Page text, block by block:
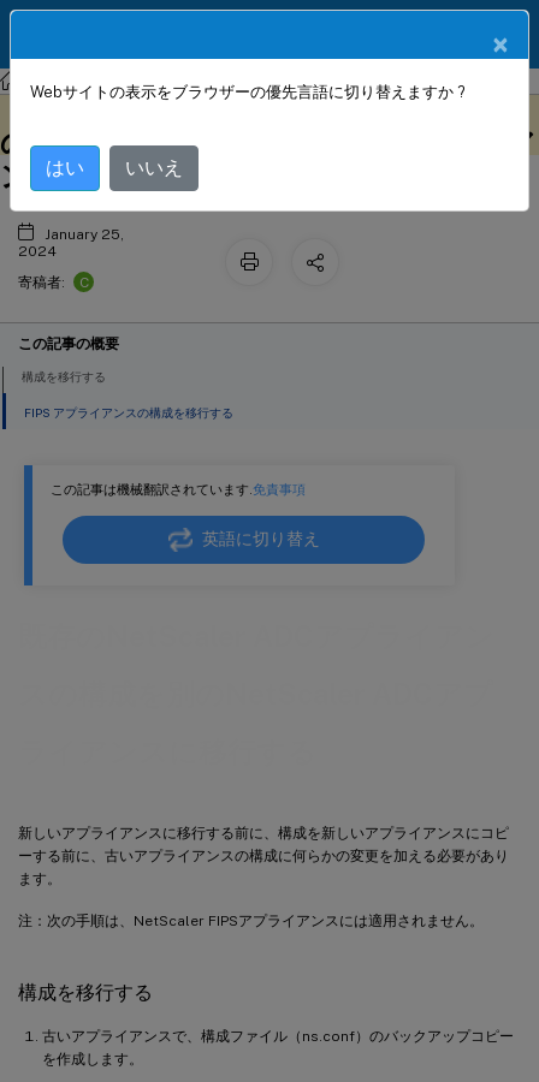
Citrixハードウェアプラットフォーム NetScaler MPX
この記事は機械翻訳されています.免責事項
英語に切り替え
新しいアプライアンスに移行する前に、構成を新しいアプライアンスにコピ
ーする前に、古いアプライアンスの構成に何らかの変更を加える必要があり
ます。
注：次の手順は、NetScaler FIPSアプライアンスには適用されません。
構成を移行する
古いアプライアンスで、構成ファイル（ns.conf）のバックアップコピー
を作成します。
既存のNetScaler ADCアプライアンス
の構成を別のNetScaler ADCアプライア
ンスに移行する
January 25,
2024
寄稿者:
C
この記事の概要
構成を移行する
FIPS アプライアンスの構成を移行する
×
Webサイトの表示をブラウザーの優先言語に切り替えますか ?
はい いいえ